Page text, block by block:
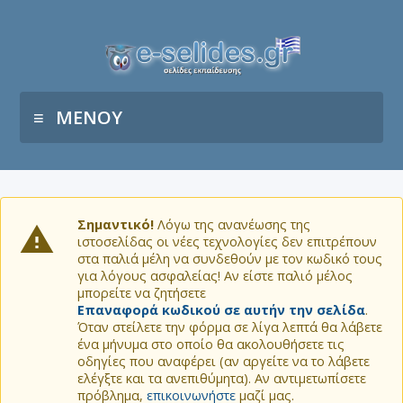
ΜΕΝΟΥ
Σημαντικό! Λόγω της ανανέωσης της
ιστοσελίδας οι νέες τεχνολογίες δεν επιτρέπουν
στα παλιά μέλη να συνδεθούν με τον κωδικό τους
για λόγους ασφαλείας! Αν είστε παλιό μέλος
μπορείτε να ζητήσετε
Επαναφορά κωδικού σε αυτήν την σελίδα.
Όταν στείλετε την φόρμα σε λίγα λεπτά θα λάβετε
ένα μήνυμα στο οποίο θα ακολουθήσετε τις
οδηγίες που αναφέρει (αν αργείτε να το λάβετε
ελέγξτε και τα ανεπιθύμητα). Αν αντιμετωπίσετε
πρόβλημα, επικοινωνήστε μαζί μας.